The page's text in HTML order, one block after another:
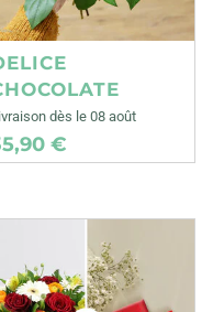
dès le 08 août
€